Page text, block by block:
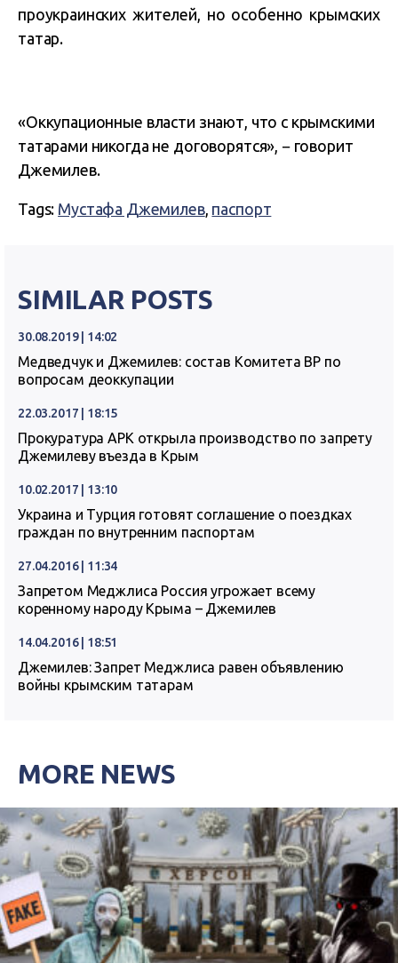
проукраинских жителей, но особенно крымских
татар.
«Оккупационные власти знают, что с крымскими
татарами никогда не договорятся», − говорит
Джемилев.
Tags: Мустафа Джемилев, паспорт
SIMILAR POSTS
30.08.2019 | 14:02
Медведчук и Джемилев: состав Комитета ВР по
вопросам деоккупации
22.03.2017 | 18:15
Прокуратура АРК открыла производство по запрету
Джемилеву въезда в Крым
10.02.2017 | 13:10
Украина и Турция готовят соглашение о поездках
граждан по внутренним паспортам
27.04.2016 | 11:34
Запретом Меджлиса Россия угрожает всему
коренному народу Крыма – Джемилев
14.04.2016 | 18:51
Джемилев: Запрет Меджлиса равен объявлению
войны крымским татарам
MORE NEWS